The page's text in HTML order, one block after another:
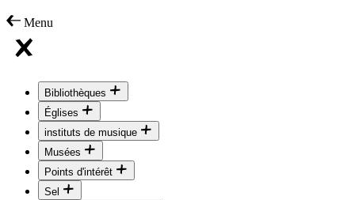
Menu
Bibliothèques
Églises
instituts de musique
Musées
Points d'intérêt
Sel